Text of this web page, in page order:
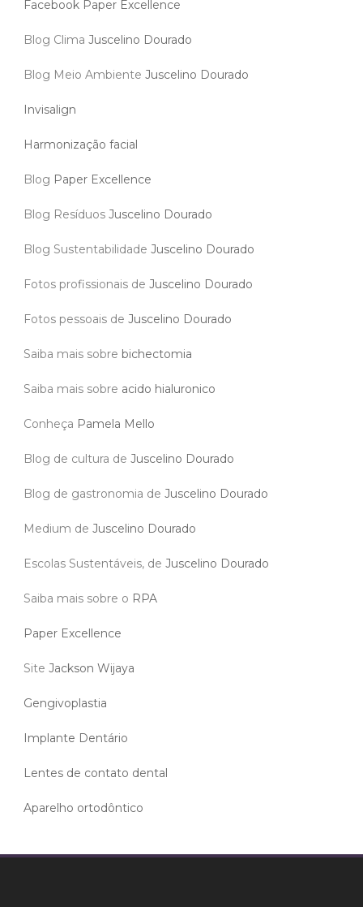
Facebook Paper Excellence
Blog Clima Juscelino Dourado
Blog Meio Ambiente Juscelino Dourado
Invisalign
Harmonização facial
Blog Paper Excellence
Blog Resíduos Juscelino Dourado
Blog Sustentabilidade Juscelino Dourado
Fotos profissionais de Juscelino Dourado
Fotos pessoais de Juscelino Dourado
Saiba mais sobre bichectomia
Saiba mais sobre acido hialuronico
Conheça Pamela Mello
Blog de cultura de Juscelino Dourado
Blog de gastronomia de Juscelino Dourado
Medium de Juscelino Dourado
Escolas Sustentáveis, de Juscelino Dourado
Saiba mais sobre o RPA
Paper Excellence
Site Jackson Wijaya
Gengivoplastia
Implante Dentário
Lentes de contato dental
Aparelho ortodôntico